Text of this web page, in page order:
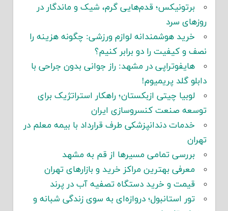
برتونیکس؛ قدم‌هایی گرم، شیک و ماندگار در
روزهای سرد
خرید هوشمندانه لوازم ورزشی: چگونه هزینه را
نصف و کیفیت را دو برابر کنیم؟
هایفوتراپی در مشهد: راز جوانی بدون جراحی با
دابلو گلد پریمیوم!
لوبیا چیتی ازبکستان؛ راهکار استراتژیک برای
توسعه صنعت کنسروسازی ایران
خدمات دندانپزشکی طرف قرارداد با بیمه معلم در
تهران
بررسی تمامی مسیرها از قم به مشهد
معرفی بهترین مراکز خرید و بازارهای تهران
قیمت و خرید دستگاه تصفیه آب در پرند
تور استانبول؛ دروازه‌ای به سوی زندگی شبانه و